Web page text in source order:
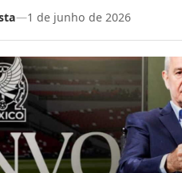
—1 de junho de 2026